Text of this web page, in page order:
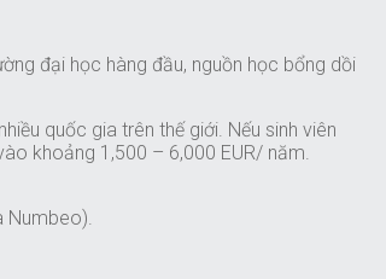
đại học hàng đầu, nguồn học bổng dồi
quốc gia trên thế giới. Nếu sinh viên
khoảng 1,500 – 6,000 EUR/ năm.
Numbeo).